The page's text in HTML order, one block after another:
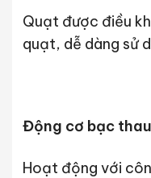
Quạt được điều
quạt, dễ dàng sử
Động cơ bạc thau
Hoạt động với